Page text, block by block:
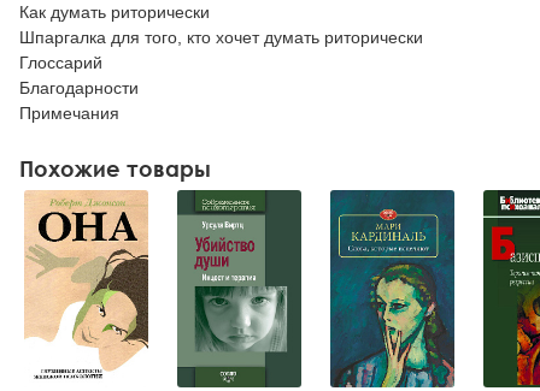
Как думать риторически
Шпаргалка для того, кто хочет думать риторически
Глоссарий
Благодарности
Примечания
Похожие товары